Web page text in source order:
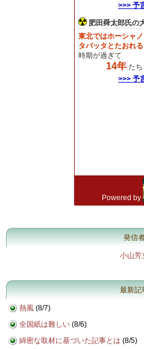
発信
小山芳
最新記
熱風 (8/7)
全国紙は難しい (8/6)
綿密な取材に基づいた記事とは (8/5)